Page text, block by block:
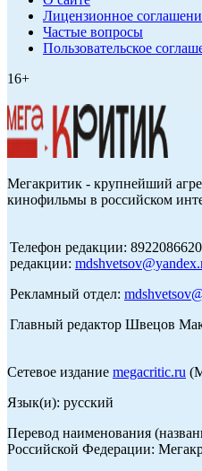
Лицензионное
Частые вопросы
Пользовательское
16+
Мегакритик - крупнейший
кинофильмы в российском
Телефон редакции:
редакции:
Рекламный отдел:
Главный редактор Швецов
Сетевое издание megacritic.ru
Язык(и): русский
Перевод наименования
Российской Федерации: